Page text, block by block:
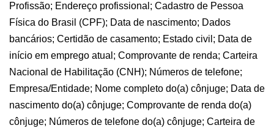
Profissão; Endereço profissional; Cadastro de Pessoa
Física do Brasil (CPF); Data de nascimento; Dados
bancários; Certidão de casamento; Estado civil; Data de
início em emprego atual; Comprovante de renda; Carteira
Nacional de Habilitação (CNH); Números de telefone;
Empresa/Entidade; Nome completo do(a) cônjuge; Data de
nascimento do(a) cônjuge; Comprovante de renda do(a)
cônjuge; Números de telefone do(a) cônjuge; Carteira de